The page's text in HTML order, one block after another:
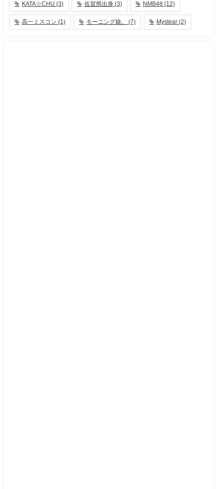
KATA☆CHU (3) 佐賀県出身 (3) NMB48 (12)
高一ミスコン (1) モーニング娘。 (7) Mystear (2)